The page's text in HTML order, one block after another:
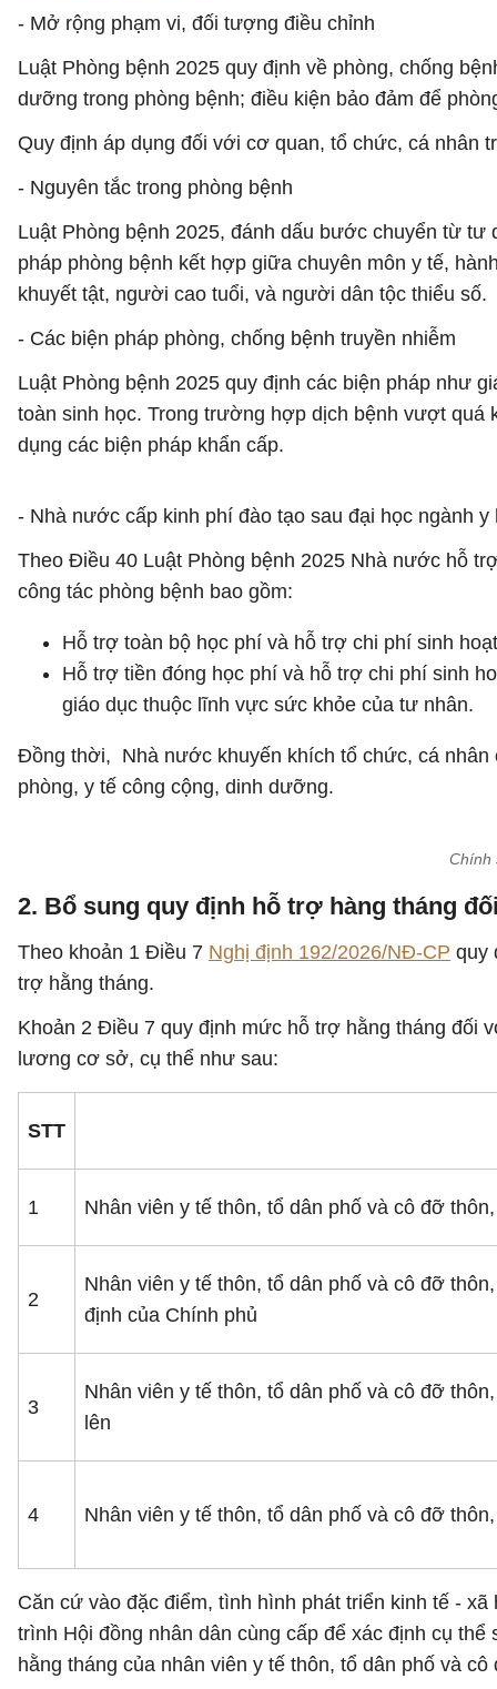
- Mở rộng phạm vi, đối tượng điều chỉnh
Luật Phòng bệnh 2025 quy định về phòng, chống
dưỡng trong phòng bệnh; điều kiện bảo đảm để
Quy định áp dụng đối với cơ quan, tổ chức, cá nhân
- Nguyên tắc trong phòng bệnh
Luật Phòng bệnh 2025, đánh dấu bước chuyển từ tư
pháp phòng bệnh kết hợp giữa chuyên môn y tế,
khuyết tật, người cao tuổi, và người dân tộc thiểu số.
- Các biện pháp phòng, chống bệnh truyền nhiễm
Luật Phòng bệnh 2025 quy định các biện pháp như
toàn sinh học. Trong trường hợp dịch bệnh vượt
dụng các biện pháp khẩn cấp.
- Nhà nước cấp kinh phí đào tạo sau đại học ngành y
Theo Điều 40 Luật Phòng bệnh 2025 Nhà nước hỗ
công tác phòng bệnh bao gồm:
Hỗ trợ toàn bộ học phí và hỗ trợ chi phí sinh
Hỗ trợ tiền đóng học phí và hỗ trợ chi phí sinh
giáo dục thuộc lĩnh vực sức khỏe của tư nhân.
Đồng thời, Nhà nước khuyến khích tổ chức, cá nhân
phòng, y tế công cộng, dinh dưỡng.
Chính
2. Bổ sung quy định hỗ trợ hàng tháng
Theo khoản 1 Điều 7 Nghị định 192/2026/NĐ-CP quy
trợ hằng tháng.
Khoản 2 Điều 7 quy định mức hỗ trợ hằng tháng đối
lương cơ sở, cụ thể như sau:
STT
1 Nhân viên y tế thôn, tổ dân phố và cô đỡ
2
Nhân viên y tế thôn, tổ dân phố và cô đỡ
định của Chính phủ
3
Nhân viên y tế thôn, tổ dân phố và cô đỡ
lên
4 Nhân viên y tế thôn, tổ dân phố và cô đỡ
Căn cứ vào đặc điểm, tình hình phát triển kinh tế -
trình Hội đồng nhân dân cùng cấp để xác định cụ
hằng tháng của nhân viên y tế thôn, tổ dân phố và